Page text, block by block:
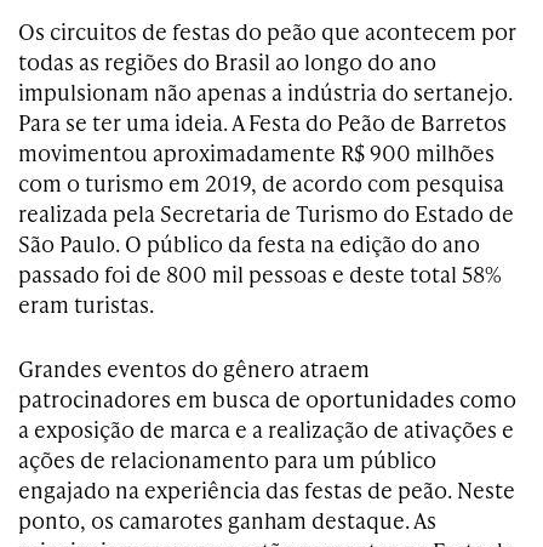
Os circuitos de festas do peão que acontecem por
todas as regiões do Brasil ao longo do ano
impulsionam não apenas a indústria do sertanejo.
Para se ter uma ideia. A Festa do Peão de Barretos
movimentou aproximadamente R$ 900 milhões
com o turismo em 2019, de acordo com pesquisa
realizada pela Secretaria de Turismo do Estado de
São Paulo. O público da festa na edição do ano
passado foi de 800 mil pessoas e deste total 58%
eram turistas.
Grandes eventos do gênero atraem
patrocinadores em busca de oportunidades como
a exposição de marca e a realização de ativações e
ações de relacionamento para um público
engajado na experiência das festas de peão. Neste
ponto, os camarotes ganham destaque. As